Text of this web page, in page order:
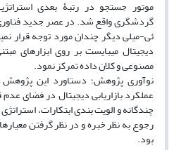
موتور جستجو در رتبۀ بعدی
گردشگری واقع شد. در عصر جدید فناوری
ئی-میلی دیگر چندان مورد توجه قرار
دیجیتال میبایست بر روی ابزارهای
مصنوعی و کلان داده تمرکز نمود.
نوآوری پژوهش؛ دستاورد این پژوهش
عملکرد بازاریابی دیجیتال در فضای عدم
چندگانه و الویت بندی ابتکارات،
رجوع به نظر خبره و در نظر گرفتن
بود.